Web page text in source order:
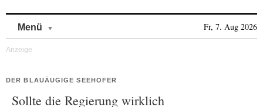
Menü Fr, 7. Aug 2026
DER BLAUÄUGIGE SEEHOFER
Sollte die Regierung wirklich